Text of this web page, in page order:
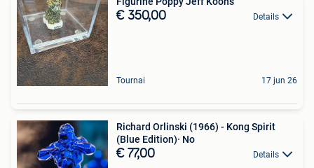
€ 350,00 Details
Tournai 17 jun 26
Richard Orlinski (1966) - Kong Spirit
(Blue Edition)· No
€ 77,00 Details